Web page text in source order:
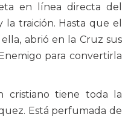
en línea directa del
la traición. Hasta que el
abrió en la Cruz sus
para convertirla
cristiano tiene toda la
Está perfumada de